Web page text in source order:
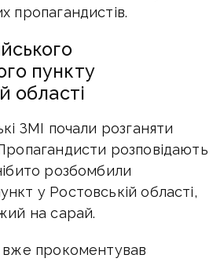
пропагандистів.
пункту
області
ЗМІ почали розганяти
розповідають
розбомбили
у Ростовській області,
на сарай.
вже прокоментував